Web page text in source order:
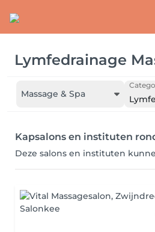
Lymfedrainage
Massage & Spa
Kapsalons en instituten
Deze salons en instituten